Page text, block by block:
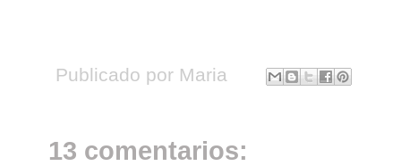
Publicado por Maria
13 comentarios: